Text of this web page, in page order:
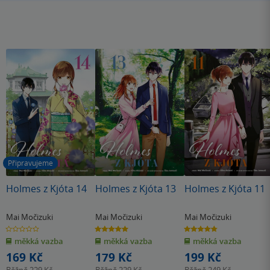
Připravujeme
Holmes z Kjóta 14
Mai Močizuki
0.0
z
5
hvězdiček
měkká vazba
169 Kč
Holmes z Kjóta 13
Mai Močizuki
5.0
z
5
hvězdiček
měkká vazba
179 Kč
Holmes z Kjóta 11
Mai Močizuki
4.8
z
5
hvězdiček
měkká vazba
199 Kč